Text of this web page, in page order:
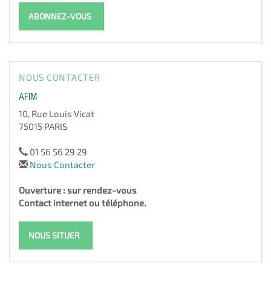
ABONNEZ-VOUS
NOUS CONTACTER
AFIM
10, Rue Louis Vicat
75015 PARIS
01 56 56 29 29
Nous Contacter
Ouverture : sur rendez-vous
Contact internet ou téléphone.
NOUS SITUER